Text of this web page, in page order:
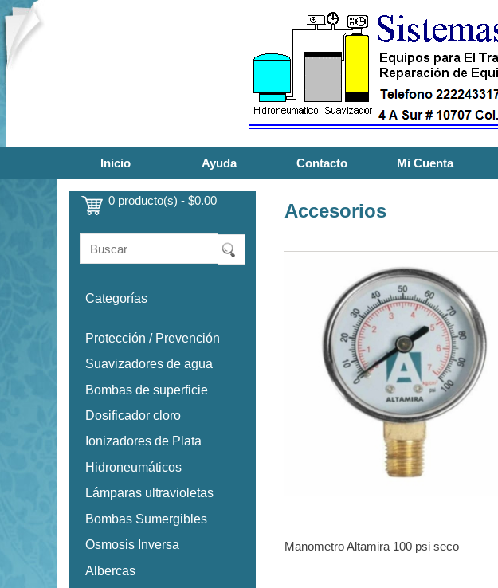
Inicio Ayuda Contacto Mi Cuenta
0 producto(s) - $0.00
Categorías
Protección / Prevención
Suavizadores de agua
Bombas de superficie
Dosificador cloro
Ionizadores de Plata
Hidroneumáticos
Lámparas ultravioletas
Bombas Sumergibles
Osmosis Inversa
Albercas
Accesorios
Manometro Altamira 100 psi seco